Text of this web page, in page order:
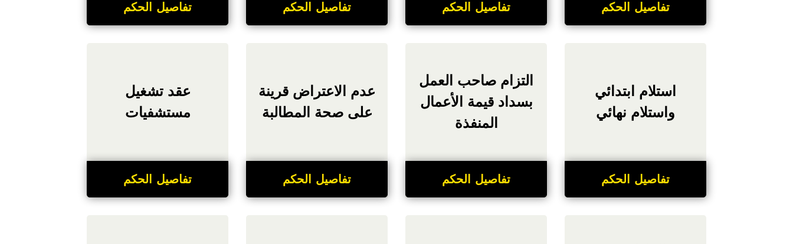
تفاصيل الحكم تفاصيل الحكم تفاصيل الحكم تفاصيل الحكم
استلام ابتدائي
واستلام نهائي
تفاصيل الحكم
التزام صاحب العمل
بسداد قيمة الأعمال
المنفذة
تفاصيل الحكم
عدم الاعتراض قرينة
على صحة المطالبة
تفاصيل الحكم
عقد تشغيل
مستشفيات
تفاصيل الحكم